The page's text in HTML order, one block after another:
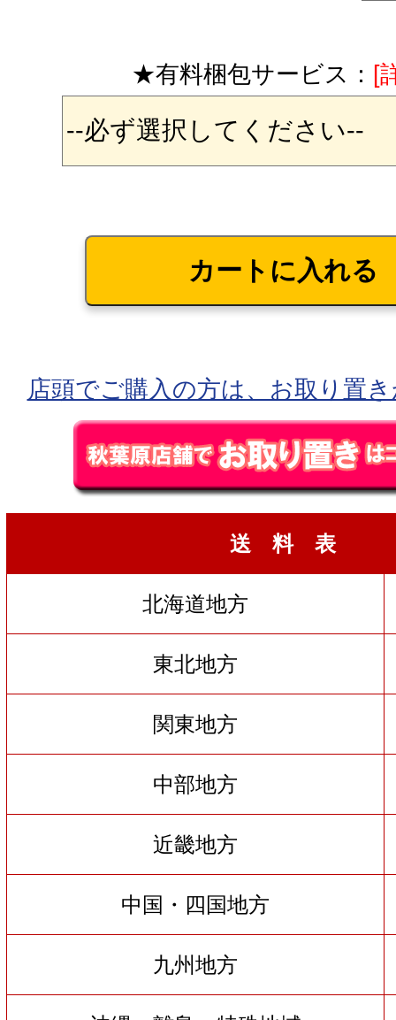
★有料梱包サービス： [
店頭でご購入の方は、お取り置
送 料 表
北海道地方
東北地方
関東地方
中部地方
近畿地方
中国・四国地方
九州地方